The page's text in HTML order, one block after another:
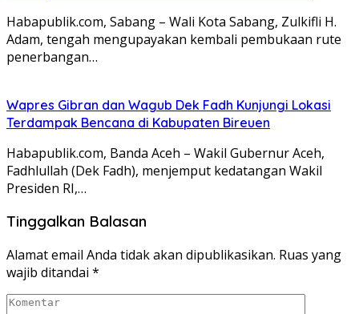
Habapublik.com, Sabang – Wali Kota Sabang, Zulkifli H.
Adam, tengah mengupayakan kembali pembukaan rute
penerbangan…
Wapres Gibran dan Wagub Dek Fadh Kunjungi Lokasi
Terdampak Bencana di Kabupaten Bireuen
Habapublik.com, Banda Aceh – Wakil Gubernur Aceh,
Fadhlullah (Dek Fadh), menjemput kedatangan Wakil
Presiden RI,…
Tinggalkan Balasan
Alamat email Anda tidak akan dipublikasikan. Ruas yang
wajib ditandai *